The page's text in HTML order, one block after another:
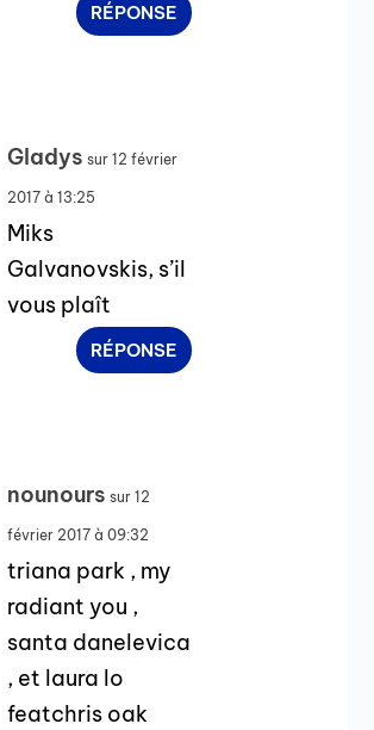
RÉPONSE
Gladys sur 12 février
2017 à 13:25
Miks
Galvanovskis, s’il
vous plaît
RÉPONSE
nounours sur 12
février 2017 à 09:32
triana park , my
radiant you ,
santa danelevica
, et laura lo
featchris oak